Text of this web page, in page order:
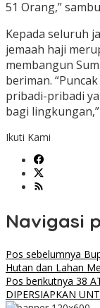
51 Orang,”
Kepada seluruh
jemaah haji
membangun
beriman.
pribadi-pribadi
bagi
Ikuti Kami
Navigasi
Pos sebelumnya
Hutan dan Lahan
Pos berikutnya 38
DIPERSIAPKAN